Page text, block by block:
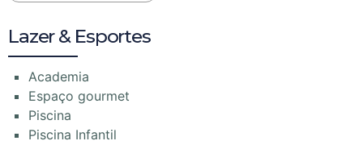
Lazer & Esportes
Academia
Espaço gourmet
Piscina
Piscina Infantil